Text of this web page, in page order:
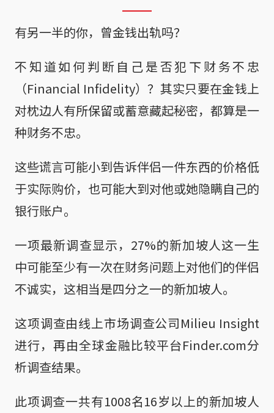
有另一半的你，曾金钱出轨吗？
不知道如何判断自己是否犯下财务不忠
（Financial Infidelity）？其实只要在金钱上
对枕边人有所保留或蓄意藏起秘密，都算是一
种财务不忠。
这些谎言可能小到告诉伴侣一件东西的价格低
于实际购价，也可能大到对他或她隐瞒自己的
银行账户。
一项最新调查显示，27%的新加坡人这一生
中可能至少有一次在财务问题上对他们的伴侣
不诚实，这相当是四分之一的新加坡人。
这项调查由线上市场调查公司Milieu Insight
进行，再由全球金融比较平台Finder.com分
析调查结果。
此项调查一共有1008名16岁以上的新加坡人